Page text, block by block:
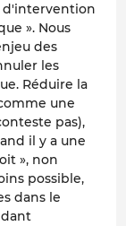
d'intervention
». Nous
des
les
Réduire la
une
pas),
il y a une
», non
possible,
dans le